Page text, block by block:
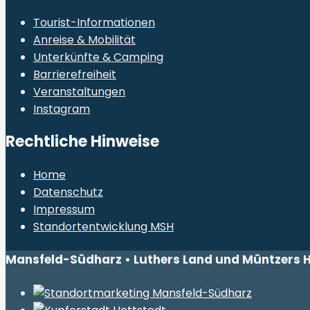
Tourist-Informationen
Anreise & Mobilität
Unterkünfte & Camping
Barrierefreiheit
Veranstaltungen
Instagram
Rechtliche Hinweise
Home
Datenschutz
Impressum
Standortentwicklung MSH
Mansfeld-Südharz • Luthers Land und Müntzers